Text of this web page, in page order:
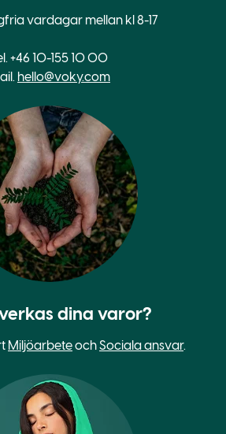
vardagar mellan kl 8-17
+46 10-155 10 00
hello@voky.com
dina varor?
MiljöarbeteochSociala ansvar.